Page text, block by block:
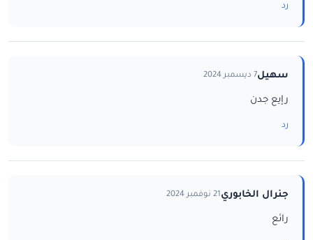
رد
سهيل7 ديسمبر 2024
رإيع جدن
رد
جنرال الخابوري21 نوفمبر 2024
رائع